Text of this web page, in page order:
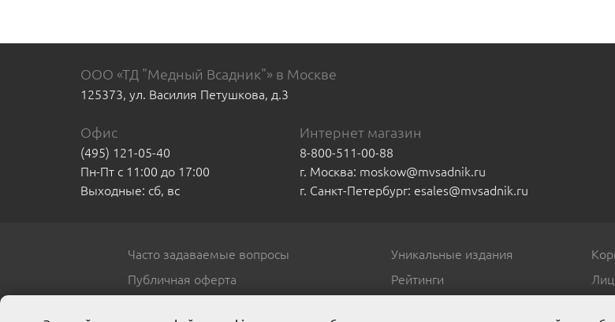
ООО «ТД "Медный Всадник"» в Москве
125373, ул. Василия Петушкова, д.3
Офис
(495) 121-05-40
Пн-Пт с 11:00 до 17:00
Выходные: сб, вс
Интернет магазин
8-800-511-00-88
г. Москва: moskow@mvsadnik.ru
г. Санкт-Петербург: esales@mvsadnik.ru
Часто задаваемые вопросы
Публичная оферта
Уникальные издания
Рейтинги